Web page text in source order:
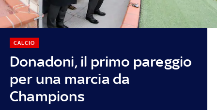
Donadoni, il primo pareggio
per una marcia da
Champions
CALCIO